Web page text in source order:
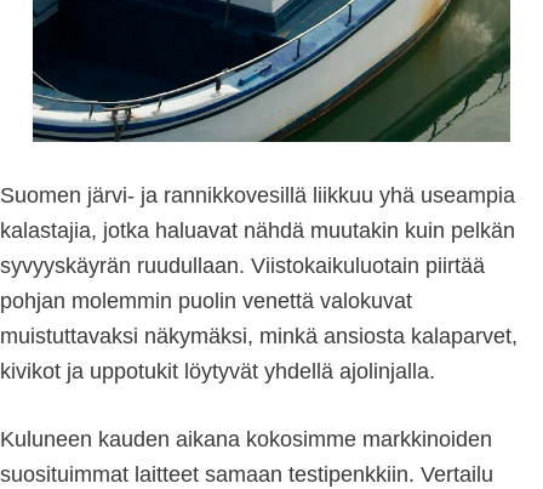
Suomen järvi- ja rannikkovesillä liikkuu yhä useampia
kalastajia, jotka haluavat nähdä muutakin kuin pelkän
syvyyskäyrän ruudullaan. Viistokaikuluotain piirtää
pohjan molemmin puolin venettä valokuvat
muistuttavaksi näkymäksi, minkä ansiosta kalaparvet,
kivikot ja uppotukit löytyvät yhdellä ajolinjalla.
Kuluneen kauden aikana kokosimme markkinoiden
suosituimmat laitteet samaan testipenkkiin. Vertailu